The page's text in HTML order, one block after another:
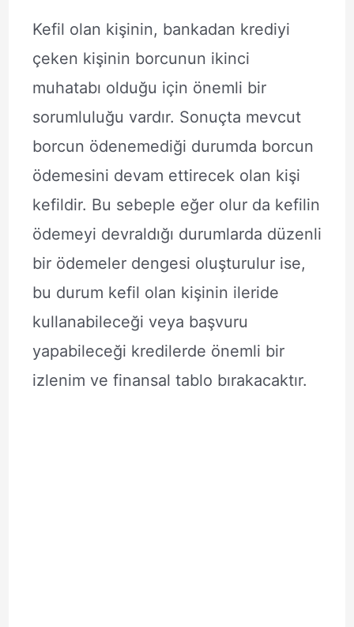
Kefil olan kişinin, bankadan krediyi
çeken kişinin borcunun ikinci
muhatabı olduğu için önemli bir
sorumluluğu vardır. Sonuçta mevcut
borcun ödenemediği durumda borcun
ödemesini devam ettirecek olan kişi
kefildir. Bu sebeple eğer olur da kefilin
ödemeyi devraldığı durumlarda düzenli
bir ödemeler dengesi oluşturulur ise,
bu durum kefil olan kişinin ileride
kullanabileceği veya başvuru
yapabileceği kredilerde önemli bir
izlenim ve finansal tablo bırakacaktır.